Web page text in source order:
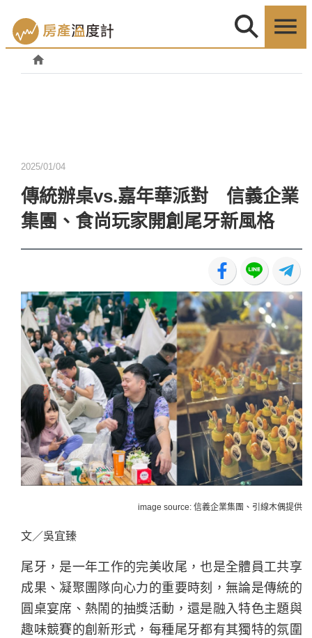
2025/01/04
傳統辦桌vs.嘉年華派對 信義企業
集團、食尚玩家開創尾牙新風格
image source: 信義企業集團、引線木偶提供
文／吳宜臻
尾牙，是一年工作的完美收尾，也是全體員工共享
成果、凝聚團隊向心力的重要時刻，無論是傳統的
圓桌宴席、熱鬧的抽獎活動，還是融入特色主題與
趣味競賽的創新形式，每種尾牙都有其獨特的氛圍